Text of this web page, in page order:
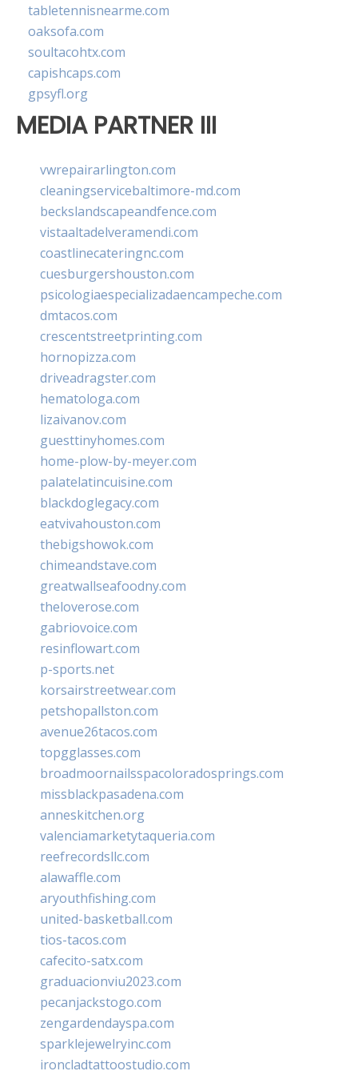
tabletennisnearme.com
oaksofa.com
soultacohtx.com
capishcaps.com
gpsyfl.org
MEDIA PARTNER III
vwrepairarlington.com
cleaningservicebaltimore-md.com
beckslandscapeandfence.com
vistaaltadelveramendi.com
coastlinecateringnc.com
cuesburgershouston.com
psicologiaespecializadaencampeche.com
dmtacos.com
crescentstreetprinting.com
hornopizza.com
driveadragster.com
hematologa.com
lizaivanov.com
guesttinyhomes.com
home-plow-by-meyer.com
palatelatincuisine.com
blackdoglegacy.com
eatvivahouston.com
thebigshowok.com
chimeandstave.com
greatwallseafoodny.com
theloverose.com
gabriovoice.com
resinflowart.com
p-sports.net
korsairstreetwear.com
petshopallston.com
avenue26tacos.com
topgglasses.com
broadmoornailsspacoloradosprings.com
missblackpasadena.com
anneskitchen.org
valenciamarketytaqueria.com
reefrecordsllc.com
alawaffle.com
aryouthfishing.com
united-basketball.com
tios-tacos.com
cafecito-satx.com
graduacionviu2023.com
pecanjackstogo.com
zengardendayspa.com
sparklejewelryinc.com
ironcladtattoostudio.com